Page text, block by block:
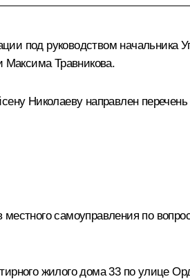
под руководством начальника
Максима Травникова.
Николаеву направлен перечень
самоуправления по
жилого дома 33 по улице